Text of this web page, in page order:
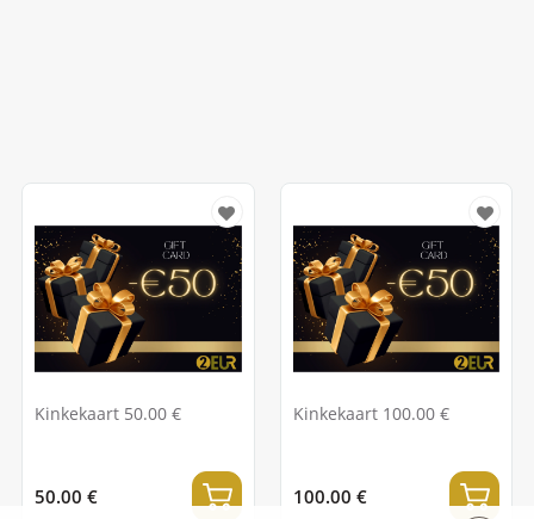
Kinkekaart 50.00 €
50.00 €
Kinkekaart 100.00 €
100.00 €